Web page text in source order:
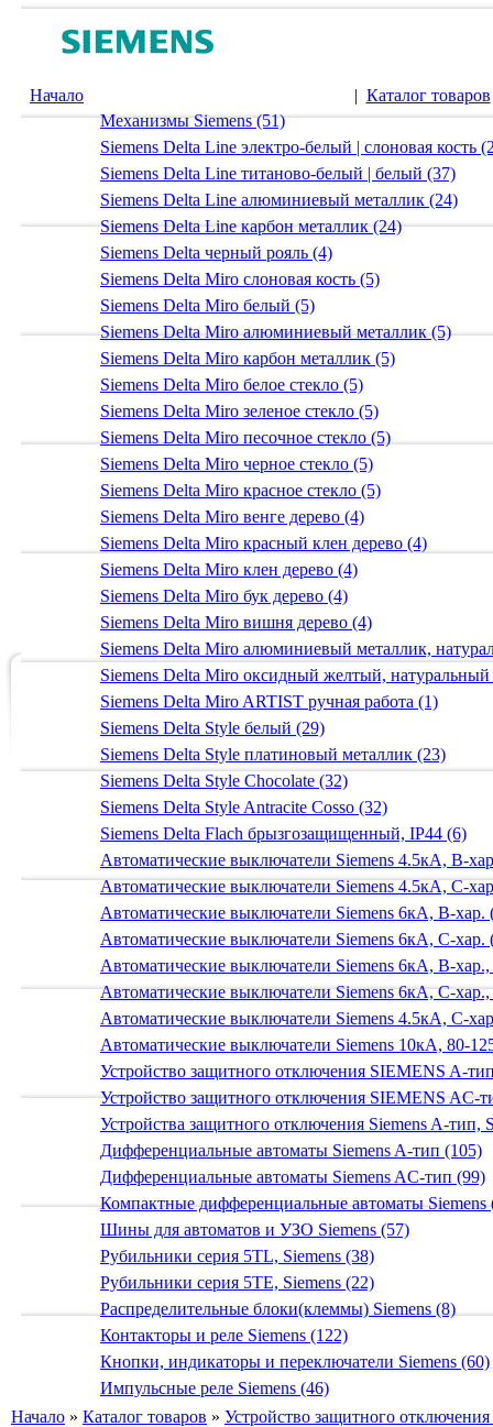
Начало | Каталог товаров
Механизмы Siemens (51)
Siemens Delta Line электро-белый | слоновая кость
Siemens Delta Line титаново-белый | белый (37)
Siemens Delta Line алюминиевый металлик (24)
Siemens Delta Line карбон металлик (24)
Siemens Delta черный рояль (4)
Siemens Delta Miro слоновая кость (5)
Siemens Delta Miro белый (5)
Siemens Delta Miro алюминиевый металлик (5)
Siemens Delta Miro карбон металлик (5)
Siemens Delta Miro белое стекло (5)
Siemens Delta Miro зеленое стекло (5)
Siemens Delta Miro песочное стекло (5)
Siemens Delta Miro черное стекло (5)
Siemens Delta Miro красное стекло (5)
Siemens Delta Miro венге дерево (4)
Siemens Delta Miro красный клен дерево (4)
Siemens Delta Miro клен дерево (4)
Siemens Delta Miro бук дерево (4)
Siemens Delta Miro вишня дерево (4)
Siemens Delta Miro алюминиевый металлик,
Siemens Delta Miro оксидный желтый,
Siemens Delta Miro ARTIST ручная работа (1)
Siemens Delta Style белый (29)
Siemens Delta Style платиновый металлик (23)
Siemens Delta Style Chocolate (32)
Siemens Delta Style Antracite Cosso (32)
Siemens Delta Flach брызгозащищенный, IP44 (6)
Автоматические выключатели Siemens 4.5кА, B-
Автоматические выключатели Siemens 4.5кА, C-
Автоматические выключатели Siemens 6кА, B-хар.
Автоматические выключатели Siemens 6кА, С-хар.
Автоматические выключатели Siemens 6кА, B-
Автоматические выключатели Siemens 6кА, C-
Автоматические выключатели Siemens 4.5кА, C-
Автоматические выключатели Siemens 10кА, 80-
Устройство защитного отключения SIEMENS A-
Устройство защитного отключения SIEMENS AС-
Устройства защитного отключения Siemens A-тип,
Дифференциальные автоматы Siemens A-тип (105)
Дифференциальные автоматы Siemens AС-тип (99)
Компактные дифференциальные автоматы Siemens
Шины для автоматов и УЗО Siemens (57)
Рубильники серия 5TL, Siemens (38)
Рубильники серия 5TE, Siemens (22)
Распределительные блоки(клеммы) Siemens (8)
Контакторы и реле Siemens (122)
Кнопки, индикаторы и переключатели Siemens (60)
Импульсные реле Siemens (46)
Начало » Каталог товаров » Устройство защитного